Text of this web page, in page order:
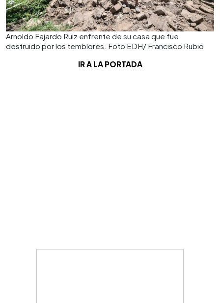
Arnoldo Fajardo Ruiz enfrente de su casa que fue
destruido por los temblores. Foto EDH/ Francisco Rubio
IR A LA PORTADA